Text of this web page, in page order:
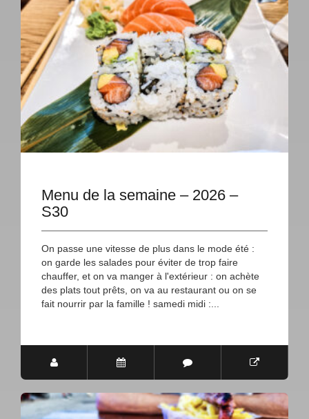
Menu de la semaine – 2026 –
S30
On passe une vitesse de plus dans le mode été :
on garde les salades pour éviter de trop faire
chauffer, et on va manger à l'extérieur : on achète
des plats tout prêts, on va au restaurant ou on se
fait nourrir par la famille ! samedi midi :...